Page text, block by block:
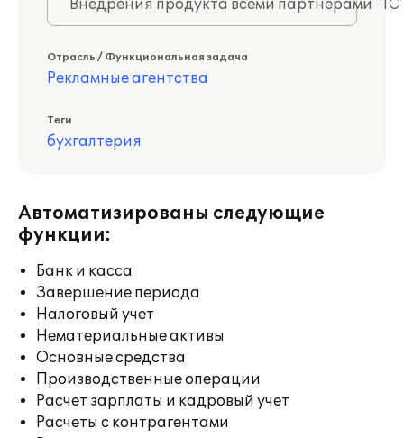
Внедрения продукта всеми партнерами
Отрасль / Функциональная задача
Рекламные агентства
Теги
бухгалтерия
Автоматизированы следующие
функции:
Банк и касса
Завершение периода
Налоговый учет
Нематериальные активы
Основные средства
Производственные операции
Расчет зарплаты и кадровый учет
Расчеты с контрагентами